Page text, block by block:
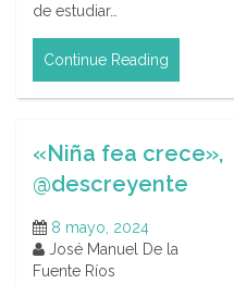
de estudiar…
Continue Reading
«Niña fea crece»,
@descreyente
8 mayo, 2024
José Manuel De la
Fuente Ríos